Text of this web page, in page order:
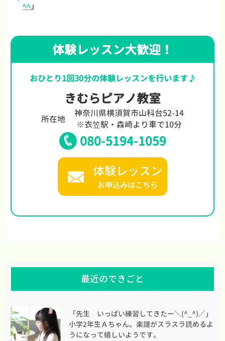
ﾍﾍ」
体験レッスン大歓迎！
おひとり1回30分の体験レッスンを行います♪
きむらピアノ教室
所在地
神奈川県横須賀市山科台52-14
※衣笠駅・森崎より車で10分
080-5194-1059
体験レッスン
お申込みはこちら
最近のできごと
「先生 いっぱい練習してきたー＼(^_^)／」
小学2年生Ａちゃん。楽譜がスラスラ読めるよ
うになって嬉しいようです。